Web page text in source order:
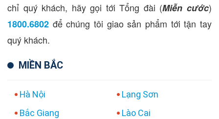
chỉ quý khách, hãy gọi tới Tổng đài (Miễn cước)
1800.6802 để chúng tôi giao sản phẩm tới tận tay
quý khách.
MIỀN BẮC
Hà Nội
Bắc Giang
Lạng Sơn
Lào Cai